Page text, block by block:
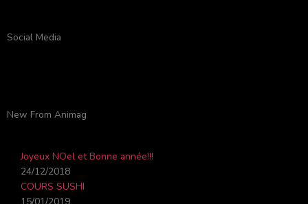
Social Media
a
c
e
o
u
t
i
t
s
t
New From Animag
Joyeux NOel et Bonne année!!!
24/12/2018
COURS SUSHI